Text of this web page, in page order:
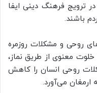
ترویج فرهنگ دینی ایفا
باشند.
روحی و مشکلات روزمره
معنوی از طریق نماز،
روحی انسان را کاهش
ارمغان می‌آورد.